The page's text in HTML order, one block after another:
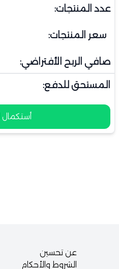
عدد المنتجات:
سعر المنتجات:
صافي الربح الأفتراضي:
المستحق للدفع:
أستكمال
عن تحسين
الشروط والأحكام